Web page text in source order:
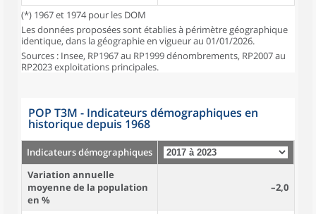
(*) 1967 et 1974 pour les DOM
Les données proposées sont établies à périmètre géographique
identique, dans la géographie en vigueur au 01/01/2026.
Sources : Insee, RP1967 au RP1999 dénombrements, RP2007 au
RP2023 exploitations principales.
POP T3M - Indicateurs démographiques en
historique depuis 1968
Indicateurs démographiques
Variation annuelle
moyenne de la population
en %
–2,0